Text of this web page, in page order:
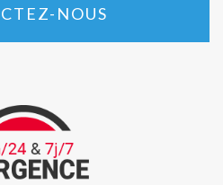
NOUS